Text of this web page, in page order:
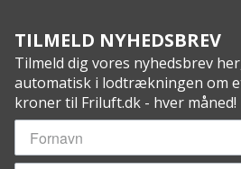
TILMELD NYHEDSBREV
Tilmeld dig vores nyhedsbrev
automatisk i lodtrækningen om
kroner til Friluft.dk - hver måned!